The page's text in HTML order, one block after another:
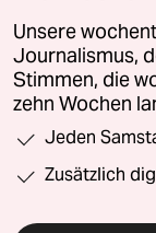
Unsere
Journalismus,
Stimmen, die
zehn Wochen
Jeden
Zusätzlich